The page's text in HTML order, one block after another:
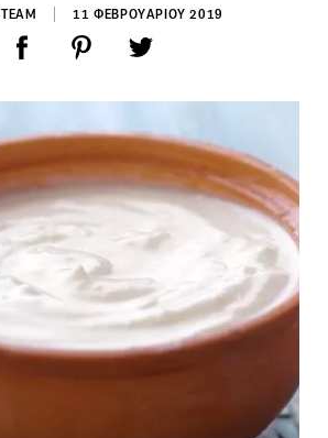
11 ΦΕΒΡΟΥΑΡΙΟΥ 2019